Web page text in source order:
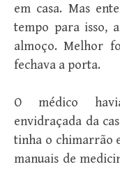
em casa. Mas
tempo para isso,
almoço. Melhor
fechava a porta.
O médico
envidraçada da
tinha o chimarrão
manuais de